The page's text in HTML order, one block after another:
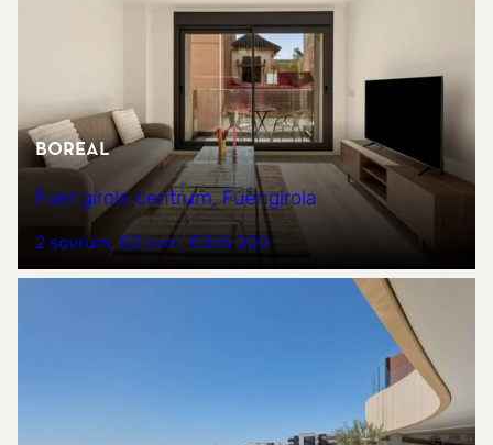
Boreal
Fuengirola centrum, Fuengirola
2 sovrum 80 kvm €365 000